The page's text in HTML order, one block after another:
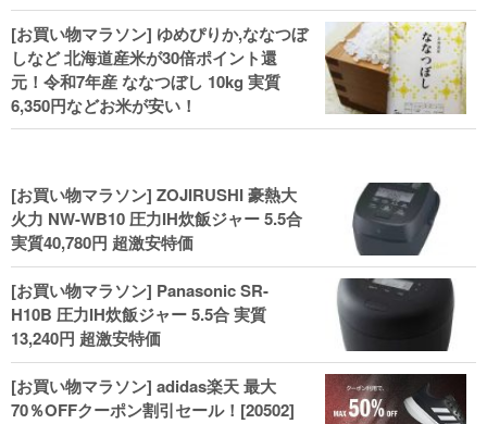
[お買い物マラソン] ゆめぴりか,ななつぼ
しなど 北海道産米が30倍ポイント還
元！令和7年産 ななつぼし 10kg 実質
6,350円などお米が安い！
[お買い物マラソン] ZOJIRUSHI 豪熱大
火力 NW-WB10 圧力IH炊飯ジャー 5.5合
実質40,780円 超激安特価
[お買い物マラソン] Panasonic SR-
H10B 圧力IH炊飯ジャー 5.5合 実質
13,240円 超激安特価
[お買い物マラソン] adidas楽天 最大
70％OFFクーポン割引セール！[20502]